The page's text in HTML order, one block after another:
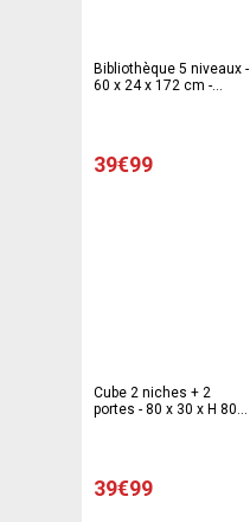
Bibliothèque 5 niveaux -
60 x 24 x 172 cm -
39€99
Cube 2 niches + 2
portes - 80 x 30 x H 80
39€99